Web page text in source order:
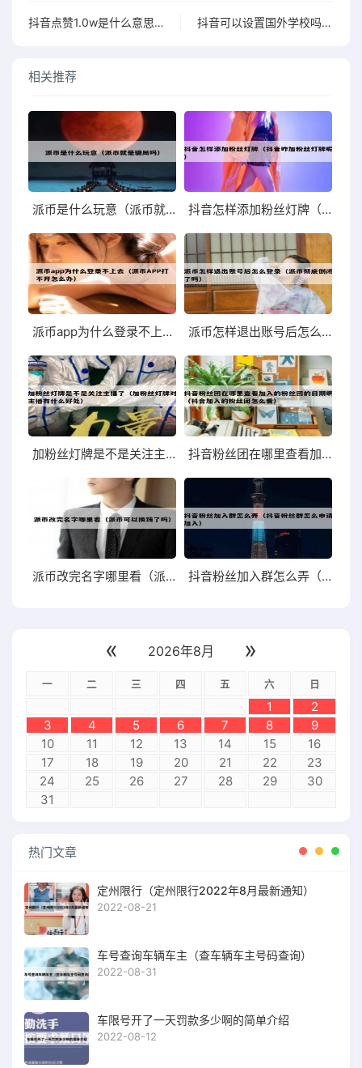
抖音点赞1.0w是什么意思啊（抖音点赞18） 抖音可以设置国外学校吗（抖音怎么设置国外学校）
相关推荐
派币是什么玩意（派币就是骗局吗） 抖音怎样添加粉丝灯牌（抖音咋加粉丝灯牌呢）
派币app为什么登录不上去（派币APP打不开怎么办） 派币怎样退出账号后怎么登录（派币彻底倒闭了吗）
加粉丝灯牌是不是关注主播了（加粉丝灯牌对主播有什么好处） 抖音粉丝团在哪里查看加入的粉丝团的日期啊（抖音加入的粉丝团怎么看）
派币改完名字哪里看（派币可以换钱了吗） 抖音粉丝加入群怎么弄（抖音粉丝群怎么申请加入）
« 2026年8月 »
一 二 三 四 五 六 日
1
2
3
4 5 6 7 8
9
10
11 12 13 14 15
16
17
18 19 20 21 22
23
24
25 26 27 28 29
30
31
热门文章
定州限行（定州限行2022年8月最新通知）
2022-08-21
车号查询车辆车主（查车辆车主号码查询）
2022-08-31
车限号开了一天罚款多少啊的简单介绍
2022-08-12